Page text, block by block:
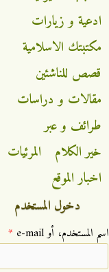
ادعية و زيارات
مكتبتك الاسلامية
قصص للناشئين
مقالات و دراسات
طرائف و عبر
خير الكلام
المرئيات
اخبار الموقع
دخول المستخدم
‏اسم المستخدم، أو e-mail ‏ *